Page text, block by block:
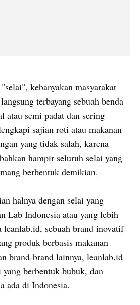
kebanyakan masyarakat
terbayang sebuah benda
atau semi padat dan sering
sajian roti atau makanan
yang tidak salah, karena
hampir seluruh selai yang
berbentuk demikian.
halnya dengan selai yang
Lab Indonesia atau yang lebih
leanlab.id, sebuah brand inovatif
produk berbasis makanan
brand-brand lainnya, leanlab.id
berbentuk bubuk, dan
ada di Indonesia.